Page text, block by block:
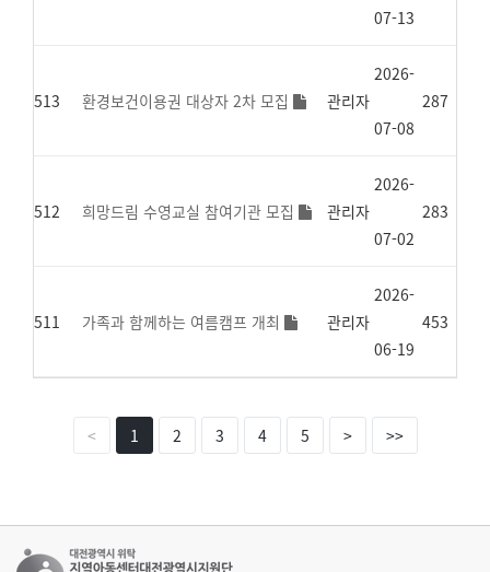
07-13
513 환경보건이용권 대상자 2차 모집 관리자
2026-
07-08
287
512 희망드림 수영교실 참여기관 모집 관리자
2026-
07-02
283
511 가족과 함께하는 여름캠프 개최 관리자
2026-
06-19
453
< 1 2 3 4 5 > >>